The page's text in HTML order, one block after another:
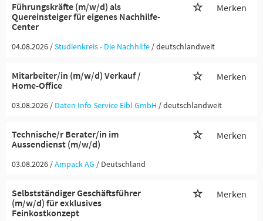
Führungskräfte (m/w/d) als
Quereinsteiger für eigenes Nachhilfe-
Center
Merken
04.08.2026 /Studienkreis - Die Nachhilfe / deutschlandweit
Mitarbeiter/in (m/w/d) Verkauf /
Home-Office
Merken
03.08.2026 / Daten Info Service Eibl GmbH / deutschlandweit
Technische/r Berater/in im
Aussendienst (m/w/d)
Merken
03.08.2026 /Ampack AG / Deutschland
Selbstständiger Geschäftsführer
(m/w/d) für exklusives
Feinkostkonzept
Merken